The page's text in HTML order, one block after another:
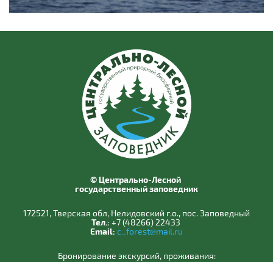
© Центрально-Лесной
государственный заповедник
172521, Тверская обл, Нелидовский г.о., пос. Заповедный
Тел.: +7 (48266) 22433
Email: c_forest@mail.ru
Бронирование экскурсий, проживания: